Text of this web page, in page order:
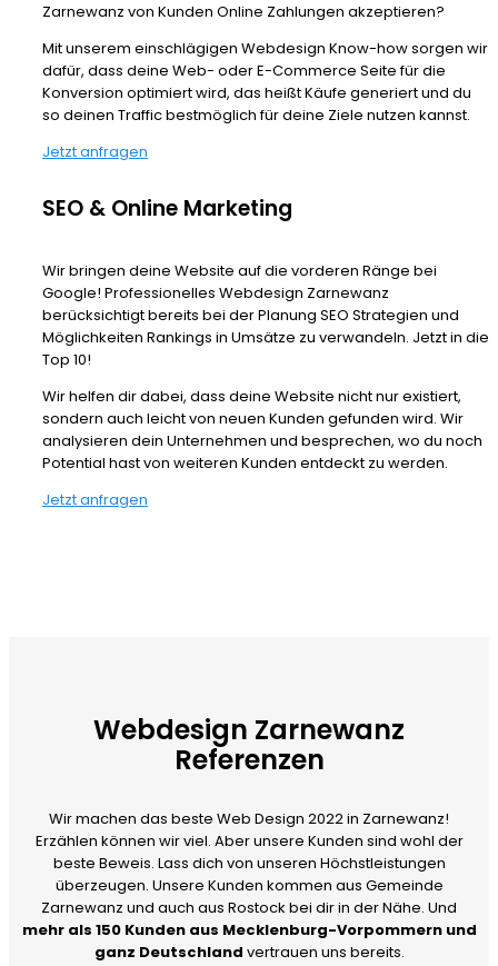
Zarnewanz von Kunden Online Zahlungen akzeptieren?
Mit unserem einschlägigen Webdesign Know-how sorgen wir
dafür, dass deine Web- oder E-Commerce Seite für die
Konversion optimiert wird, das heißt Käufe generiert und du
so deinen Traffic bestmöglich für deine Ziele nutzen kannst.
Jetzt anfragen
SEO & Online Marketing
Wir bringen deine Website auf die vorderen Ränge bei
Google! Professionelles Webdesign Zarnewanz
berücksichtigt bereits bei der Planung SEO Strategien und
Möglichkeiten Rankings in Umsätze zu verwandeln. Jetzt in die
Top 10!
Wir helfen dir dabei, dass deine Website nicht nur existiert,
sondern auch leicht von neuen Kunden gefunden wird. Wir
analysieren dein Unternehmen und besprechen, wo du noch
Potential hast von weiteren Kunden entdeckt zu werden.
Jetzt anfragen
Webdesign Zarnewanz
Referenzen
Wir machen das beste Web Design 2022 in Zarnewanz!
Erzählen können wir viel. Aber unsere Kunden sind wohl der
beste Beweis. Lass dich von unseren Höchstleistungen
überzeugen. Unsere Kunden kommen aus Gemeinde
Zarnewanz und auch aus Rostock bei dir in der Nähe. Und
mehr als 150 Kunden aus Mecklenburg-Vorpommern und
ganz Deutschland vertrauen uns bereits.